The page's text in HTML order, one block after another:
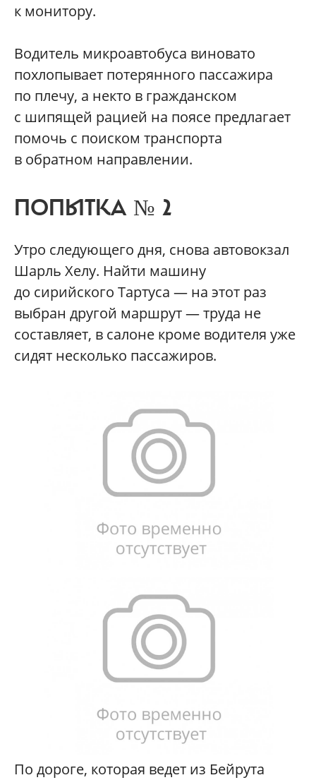
к монитору.
Водитель микроавтобуса виновато
похлопывает потерянного пассажира
по плечу, а некто в гражданском
с шипящей рацией на поясе предлагает
помочь с поиском транспорта
в обратном направлении.
ПОПЫТКА № 2
Утро следующего дня, снова автовокзал
Шарль Хелу. Найти машину
до сирийского Тартуса — на этот раз
выбран другой маршрут — труда не
составляет, в салоне кроме водителя уже
сидят несколько пассажиров.
По дороге, которая ведет из Бейрута